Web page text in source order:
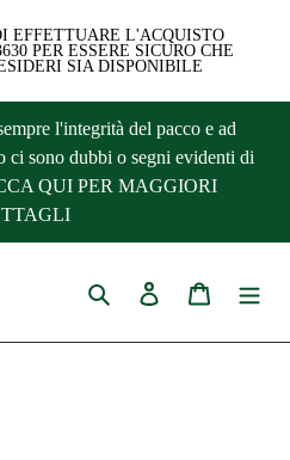
EFFETTUARE L'ACQUISTO
PER ESSERE SICURO CHE
SIA DISPONIBILE
l'integrità del pacco e ad
ci sono dubbi o segni evidenti di
QUI PER MAGGIORI
Cerca Accedi Carrello